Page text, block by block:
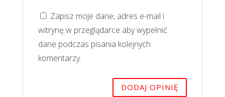
Zapisz moje dane, adres e-mail i
witrynę w przeglądarce aby wypełnić
dane podczas pisania kolejnych
komentarzy.